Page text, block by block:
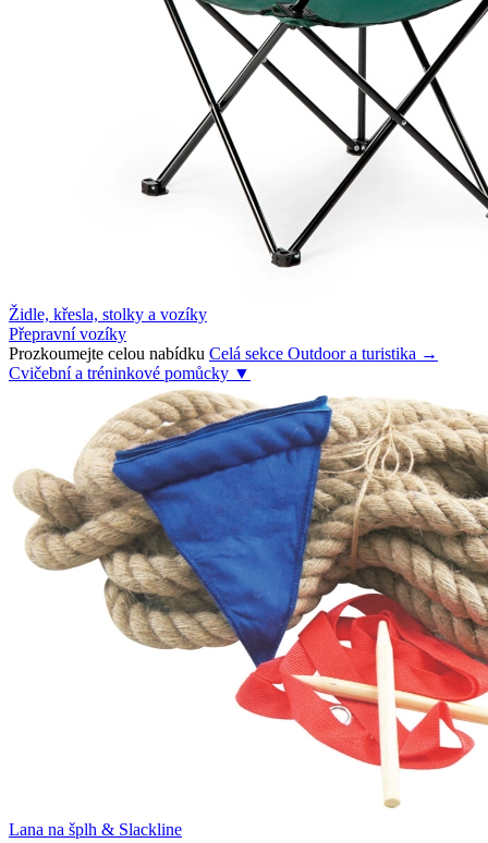
Židle, křesla, stolky a vozíky
Přepravní vozíky
Prozkoumejte celou nabídku Celá sekce Outdoor a turistika →
Cvičební a tréninkové pomůcky ▼
Lana na šplh & Slackline